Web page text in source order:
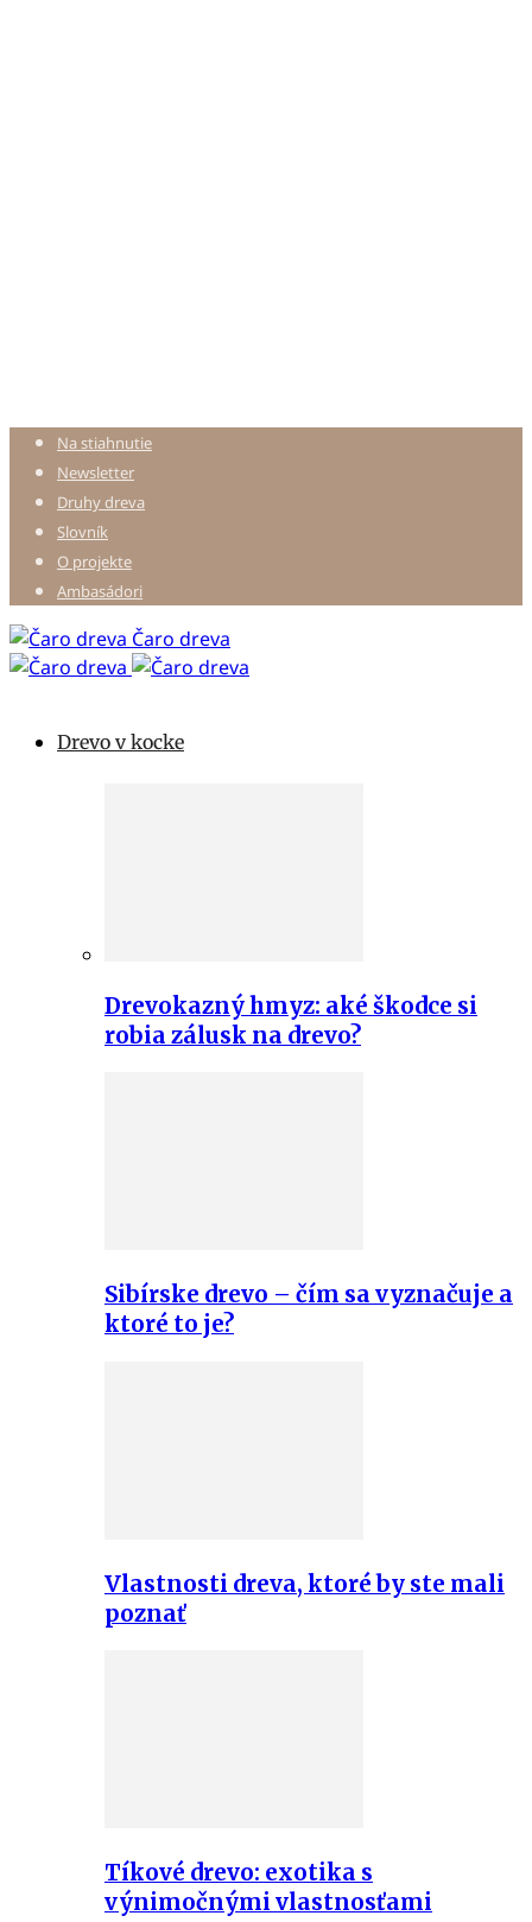
Na stiahnutie
Newsletter
Druhy dreva
Slovník
O projekte
Ambasádori
Čaro dreva
Drevo v kocke
Drevokazný hmyz: aké škodce si
robia zálusk na drevo?
Sibírske drevo – čím sa vyznačuje a
ktoré to je?
Vlastnosti dreva, ktoré by ste mali
poznať
Tíkové drevo: exotika s
výnimočnými vlastnosťami